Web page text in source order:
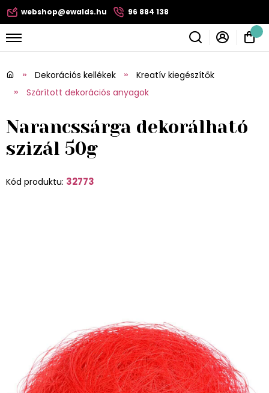
webshop@ewalds.hu 96 884 138
Dekorációs kellékek
Kreatív kiegészítők
Szárított dekorációs anyagok
Narancssárga dekorálható
szizál 50g
Kód produktu: 32773